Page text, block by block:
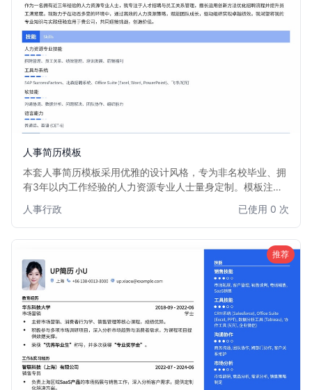
人事简历模板
本套人事简历模板采用优雅的设计风格，专为非名校毕业、拥
有3年以内工作经验的人力资源专业人士量身定制。模板注重
配，有效突出您的专业技能和实践经验，弥补学历背景的不
足。它能帮助您在众多求职者中，以沉稳专业的形象脱颖而
人事行政 已使用 0 次
推荐